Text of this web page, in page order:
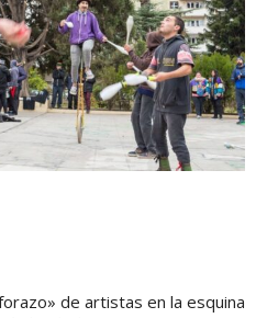
de artistas en la esquina